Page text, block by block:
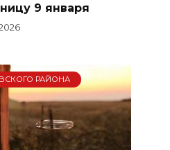
9 января
РАЙОНА